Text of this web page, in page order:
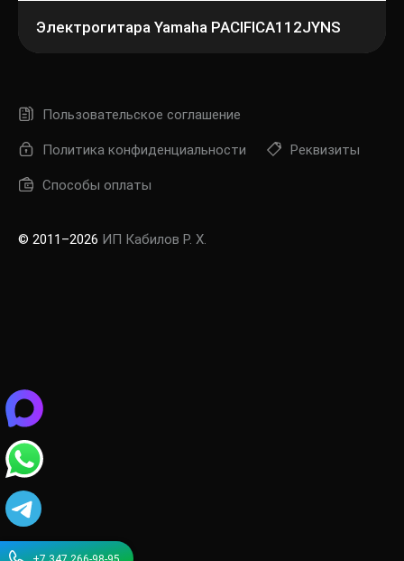
Электрогитара Yamaha PACIFICA112JYNS
Пользовательское соглашение
Политика конфиденциальности Реквизиты
Способы оплаты
© 2011–2026 ИП Кабилов Р. Х.